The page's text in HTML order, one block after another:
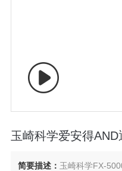
玉崎科学爱安得
简要描述： 玉崎科学FX-